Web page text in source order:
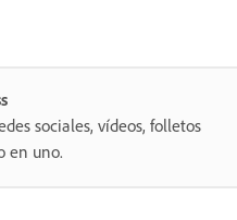
sociales, vídeos, folletos
en uno.